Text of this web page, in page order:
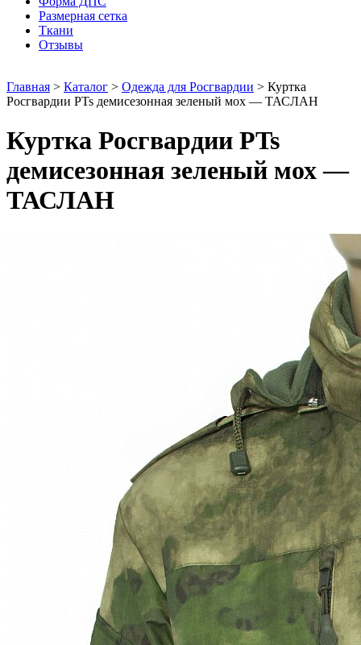
Размерная сетка
Ткани
Отзывы
Главная > Каталог > Одежда для Росгвардии > Куртка
Росгвардии PTs демисезонная зеленый мох — ТАСЛАН
Куртка Росгвардии PTs
демисезонная зеленый мох —
ТАСЛАН